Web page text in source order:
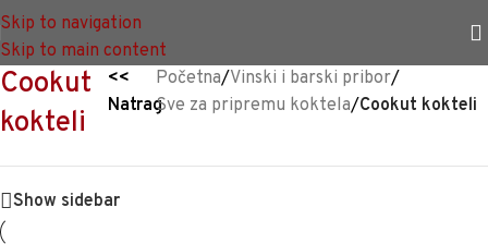
Skip to navigation
Skip to main content
Cookut
kokteli
<<
Natrag
Početna/Vinski i barski pribor/
Sve za pripremu koktela/Cookut kokteli
Show sidebar